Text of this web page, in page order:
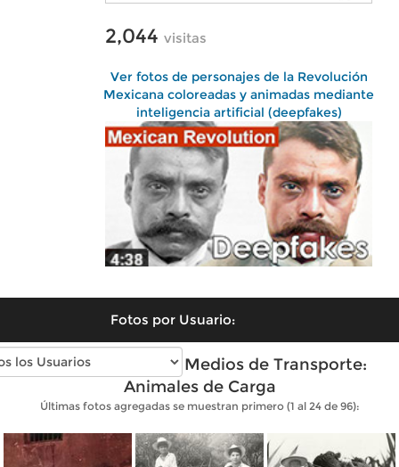
2,044 visitas
Ver fotos de personajes de la Revolución
Mexicana coloreadas y animadas mediante
inteligencia artificial (deepfakes)
Fotos por Usuario:
Fotos antiguas de Medios de Transporte:
Animales de Carga
Últimas fotos agregadas se muestran primero (1 al 24 de 96):